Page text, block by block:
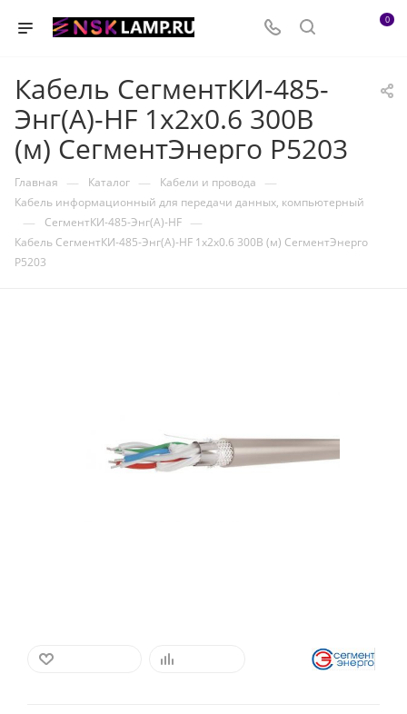
0
Кабель СегментКИ-485-
Энг(А)-HF 1х2х0.6 300В
(м) СегментЭнерго Р5203
Главная — Каталог — Кабели и провода —
Кабель информационный для передачи данных, компьютерный
— СегментКИ-485-Энг(А)-HF —
Кабель СегментКИ-485-Энг(А)-HF 1х2х0.6 300В (м) СегментЭнерго
Р5203